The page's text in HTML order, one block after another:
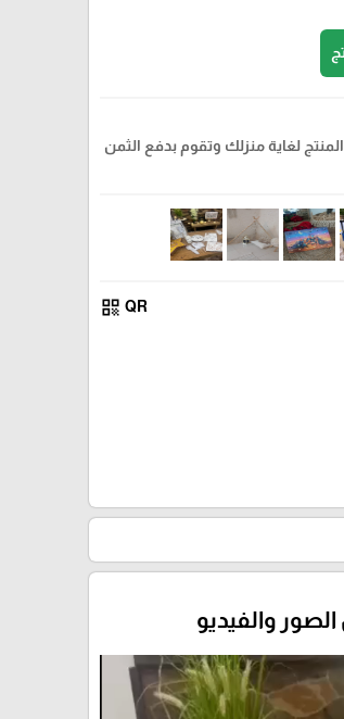
لغاية منزلك وتقوم بدفع الثمن
QR
qr_code
والفيديو